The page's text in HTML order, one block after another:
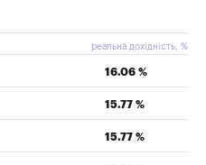
реальна дохідність, %
16.06 %
15.77 %
15.77 %